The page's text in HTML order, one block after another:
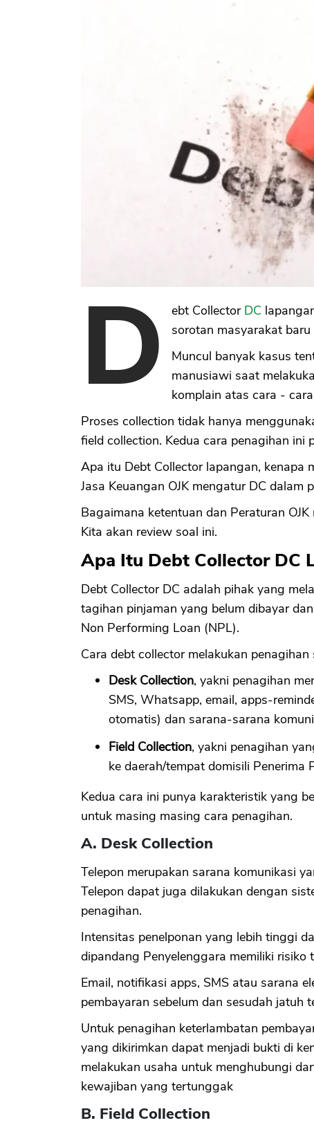
D ebt Collector DC
sorotan masyarakat
Muncul banyak kasus
manusiawi saat
komplain atas cara -
Proses collection tidak hanya
field collection. Kedua cara penagihan
Apa itu Debt Collector lapangan, kenapa
Jasa Keuangan OJK mengatur DC dalam
Bagaimana ketentuan dan Peraturan
Kita akan review soal ini.
Apa Itu Debt Collector DC
Debt Collector DC adalah pihak yang
tagihan pinjaman yang belum dibayar
Non Performing Loan (NPL).
Cara debt collector melakukan
Desk Collection, yakni penagihan
SMS, Whatsapp, email, apps-
otomatis) dan sarana-sarana
Field Collection, yakni penagihan
ke daerah/tempat domisili Penerima
Kedua cara ini punya karakteristik yang
untuk masing masing cara penagihan.
A. Desk Collection
Telepon merupakan sarana komunikasi
Telepon dapat juga dilakukan dengan
penagihan.
Intensitas penelponan yang lebih tinggi
dipandang Penyelenggara memiliki
Email, notifikasi apps, SMS atau sarana
pembayaran sebelum dan sesudah jatuh
Untuk penagihan keterlambatan
yang dikirimkan dapat menjadi bukti di
melakukan usaha untuk menghubungi
kewajiban yang tertunggak
B. Field Collection